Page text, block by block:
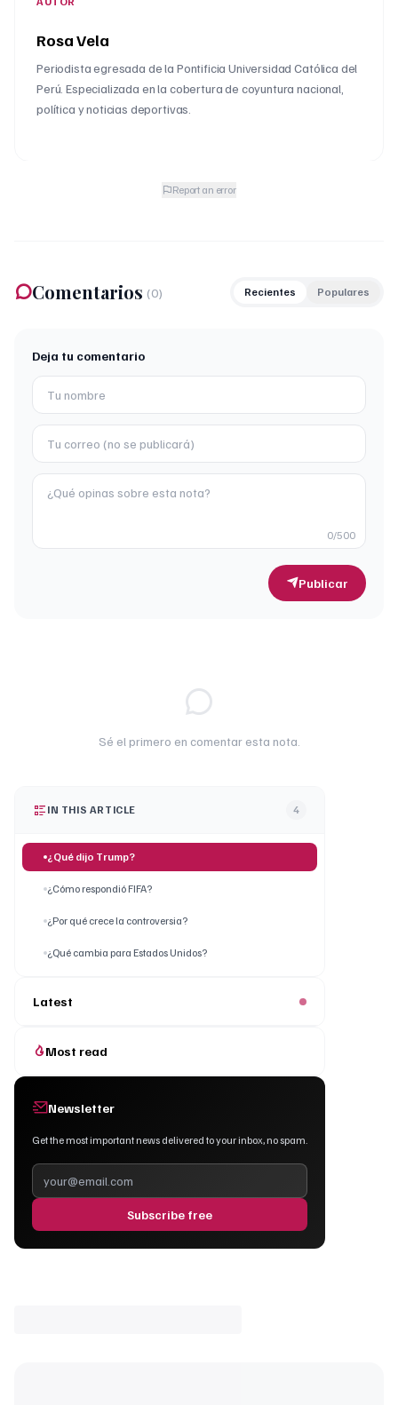
Rosa Vela
Periodista egresada de la Pontificia Universidad Católica del
Perú. Especializada en la cobertura de coyuntura nacional,
política y noticias deportivas.
Report an error
Comentarios (0) Recientes Populares
Deja tu comentario
0/500
Publicar
Sé el primero en comentar esta nota.
IN THIS ARTICLE 4
¿Qué dijo Trump?
¿Cómo respondió FIFA?
¿Por qué crece la controversia?
¿Qué cambia para Estados Unidos?
Latest
Most read
Newsletter
Get the most important news delivered to your inbox, no spam.
Subscribe free